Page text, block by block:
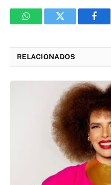
WhatsAppTwitter
RELACIONADOS